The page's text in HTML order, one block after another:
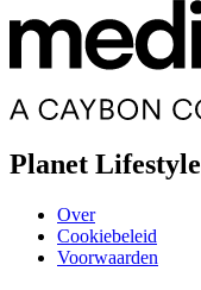
Planet Lifestyle
Over
Cookiebeleid
Voorwaarden